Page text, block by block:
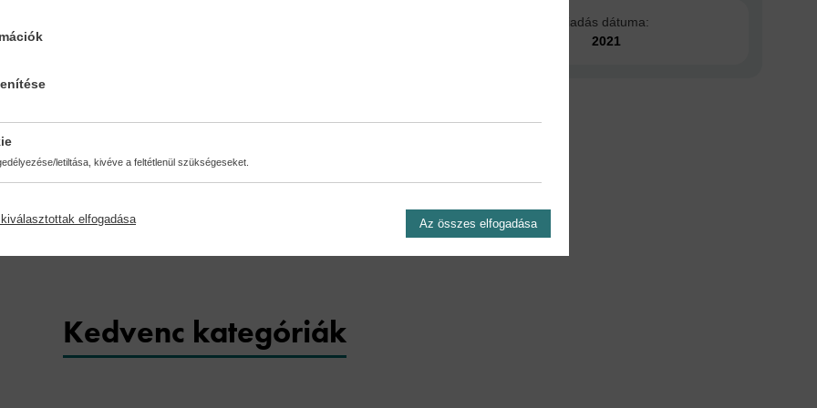
kötés
Kiadás dátuma:
2021
Kedvenc kategóriák
letiltása, kivéve a feltétlenül szükségeseket.
elfogadása Az összes elfogadása